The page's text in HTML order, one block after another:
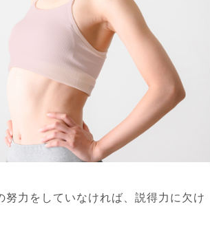
力をしていなければ、説得力に欠け